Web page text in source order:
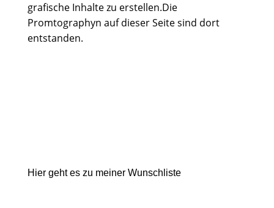
grafische Inhalte zu erstellen.Die
Promtographyn auf dieser Seite sind dort
entstanden.
Hier geht es zu meiner Wunschliste